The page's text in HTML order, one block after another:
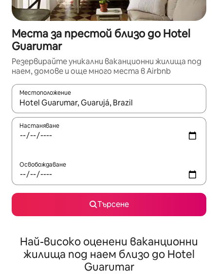
Места за престой близо до Hotel
Guarumar
Резервирайте уникални ваканционни жилища под
наем, домове и още много места в Airbnb
Местоположение
Когато резултатите се покажат, използвайте
Настаняване
Освобождаване
Търсене
Най-високо оценени ваканционни
жилища под наем близо до Hotel
Guarumar